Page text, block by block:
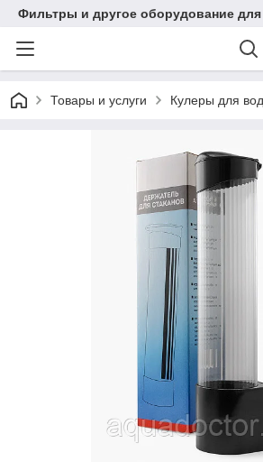
Фильтры и другое оборудование
Товары и услуги Кулеры для